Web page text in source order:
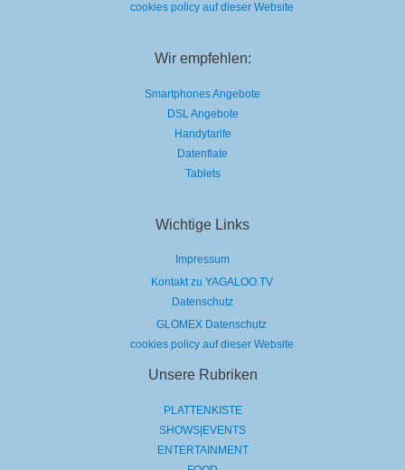
cookies policy auf dieser Website
Wir empfehlen:
Smartphones Angebote
DSL Angebote
Handytarife
Datenflate
Tablets
Wichtige Links
Impressum
Kontakt zu YAGALOO.TV
Datenschutz
GLOMEX Datenschutz
cookies policy auf dieser Website
Unsere Rubriken
PLATTENKISTE
SHOWS|EVENTS
ENTERTAINMENT